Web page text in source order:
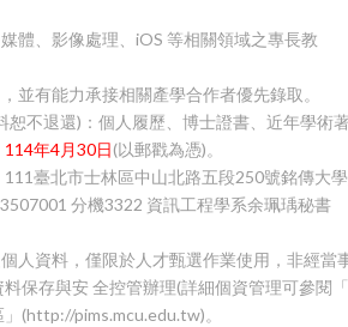
體、影像處理、iOS 等相關領域之專長教
並有能力承接相關產學合作者優先錄取。
恕不退還)：個人履歷、博士證書、近年學術
114年4月30日(以郵戳為憑)。
臺北市士林區中山北路五段250號銘傳大
分機3322 資訊工程學系余珮瑀秘書
人資料，僅限於人才甄選作業使用，非經
保存與安 全控管辦理(詳細個資管理可參閱
(http://pims.mcu.edu.tw)。